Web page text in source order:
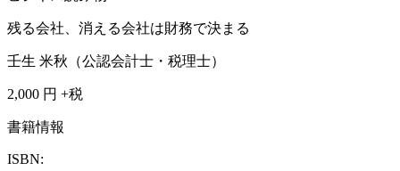
残る会社、消える会社は財務で決まる
壬生 米秋（公認会計士・税理士）
2,000 円 +税
書籍情報
ISBN: